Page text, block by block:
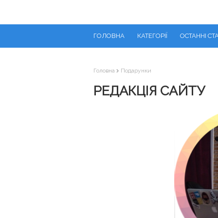
ГОЛОВНА КАТЕГОРІЇ ОСТАННІ
Головна Подарунки
РЕДАКЦІЯ САЙТУ